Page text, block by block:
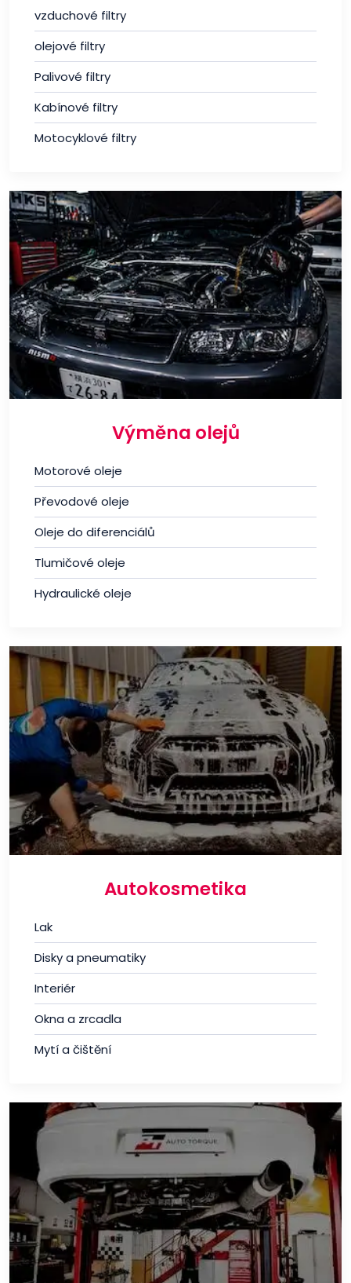
vzduchové filtry
olejové filtry
Palivové filtry
Kabínové filtry
Motocyklové filtry
Výměna olejů
Motorové oleje
Převodové oleje
Oleje do diferenciálů
Tlumičové oleje
Hydraulické oleje
Autokosmetika
Lak
Disky a pneumatiky
Interiér
Okna a zrcadla
Mytí a čištění